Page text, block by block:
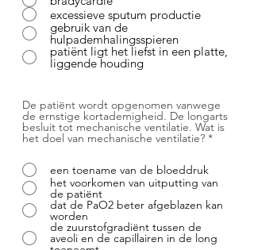
excessieve sputum productie
gebruik van de
hulpademhalingsspieren
patiënt ligt het liefst in een platte,
liggende houding
De patiënt wordt opgenomen vanwege
de ernstige kortademigheid. De longarts
besluit tot mechanische ventilatie. Wat is
het doel van mechanische ventilatie? *
een toename van de bloeddruk
het voorkomen van uitputting van
de patiënt
dat de PaO2 beter afgeblazen kan
worden
de zuurstofgradiënt tussen de
aveoli en de capillairen in de long